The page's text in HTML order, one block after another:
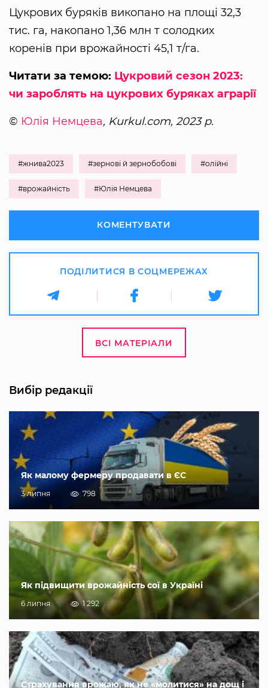
Цукрових буряків викопано на площі 32,3
тис. га, накопано 1,36 млн т солодких
коренів при врожайності 45,1 т/га.
Читати за темою: Цукровий сезон 2023:
чи зароблять на цукрових буряках аграрії
© Юлія Немцева, Kurkul.com, 2023 р.
#жнива2023 #зернові й зернобобові #олійні
#врожайність #Юлія Немцева
КОМЕНТУВАТИ
ПОДІЛИТИСЯ В СОЦМЕРЕЖАХ
ВСІ МАТЕРІАЛИ
Вибір редакції
Як малому фермеру продавати в ЄС
3 липня 798
Як підвищити врожайність сої в Україні
6 липня 1 292
Страхування врожаю, як не «молитися» на дощ і